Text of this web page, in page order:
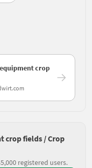
crop
crop fields / Crop
registered users.